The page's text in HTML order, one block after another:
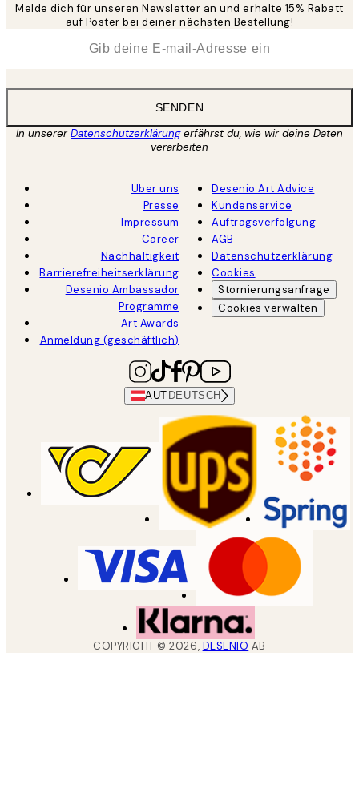
Melde dich für unseren Newsletter an und erhalte 15% Rabatt
auf Poster bei deiner nächsten Bestellung!
SENDEN
In unsererDatenschutzerklärungerfährst du, wie wir deine Daten
verarbeiten
Über uns
Presse
Impressum
Career
Nachhaltigkeit
Barrierefreiheitserklärung
Desenio Ambassador
Programme
Art Awards
Anmeldung (geschäftlich)
Desenio Art Advice
Kundenservice
Auftragsverfolgung
AGB
Datenschutzerklärung
Cookies
Stornierungsanfrage
Cookies verwalten
AUT DEUTSCH
COPYRIGHT ©2026, DESENIO AB